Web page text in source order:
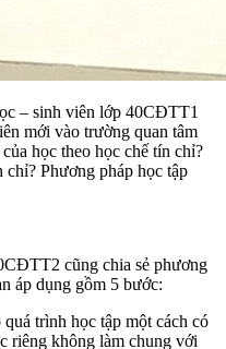
– sinh viên lớp 40CĐTT1
mới vào trường quan tâm
học theo học chế tín chỉ?
Phương pháp học tập
cũng chia sẻ phương
áp dụng gồm 5 bước:
trình học tập một cách có
riêng không làm chung với